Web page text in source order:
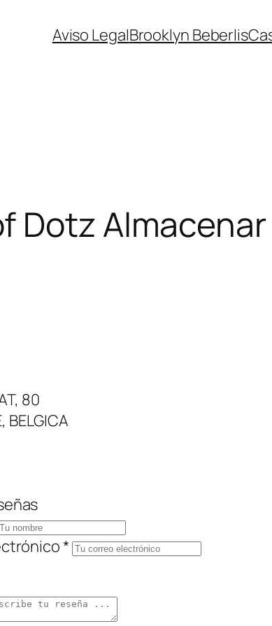
Aviso LegalBrooklyn Beberlis
DotzAlmacenar
80
BELGICA
*